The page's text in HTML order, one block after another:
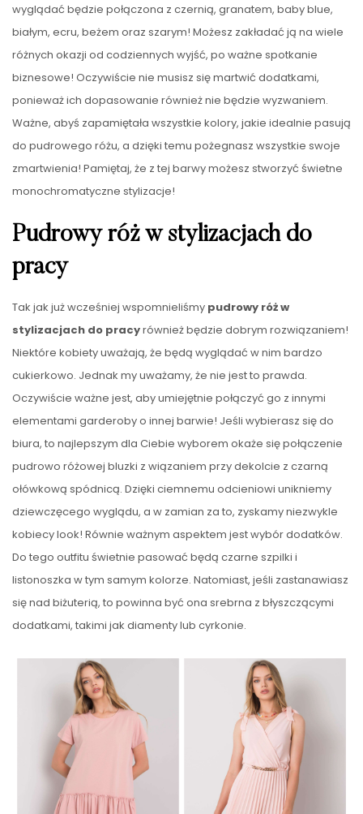
wyglądać będzie połączona z czernią, granatem, baby blue,
białym, ecru, beżem oraz szarym! Możesz zakładać ją na wiele
różnych okazji od codziennych wyjść, po ważne spotkanie
biznesowe! Oczywiście nie musisz się martwić dodatkami,
ponieważ ich dopasowanie również nie będzie wyzwaniem.
Ważne, abyś zapamiętała wszystkie kolory, jakie idealnie pasują
do pudrowego różu, a dzięki temu pożegnasz wszystkie swoje
zmartwienia! Pamiętaj, że z tej barwy możesz stworzyć świetne
monochromatyczne stylizacje!
Pudrowy róż w stylizacjach do
pracy
Tak jak już wcześniej wspomnieliśmy pudrowy róż w
stylizacjach do pracyrównież będzie dobrym rozwiązaniem!
Niektóre kobiety uważają, że będą wyglądać w nim bardzo
cukierkowo. Jednak my uważamy, że nie jest to prawda.
Oczywiście ważne jest, aby umiejętnie połączyć go z innymi
elementami garderoby o innej barwie! Jeśli wybierasz się do
biura, to najlepszym dla Ciebie wyborem okaże się połączenie
pudrowo różowej bluzki z wiązaniem przy dekolcie z czarną
ołówkową spódnicą. Dzięki ciemnemu odcieniowi unikniemy
dziewczęcego wyglądu, a w zamian za to, zyskamy niezwykle
kobiecy look! Równie ważnym aspektem jest wybór dodatków.
Do tego outfitu świetnie pasować będą czarne szpilki i
listonoszka w tym samym kolorze. Natomiast, jeśli zastanawiasz
się nad biżuterią, to powinna być ona srebrna z błyszczącymi
dodatkami, takimi jak diamenty lub cyrkonie.